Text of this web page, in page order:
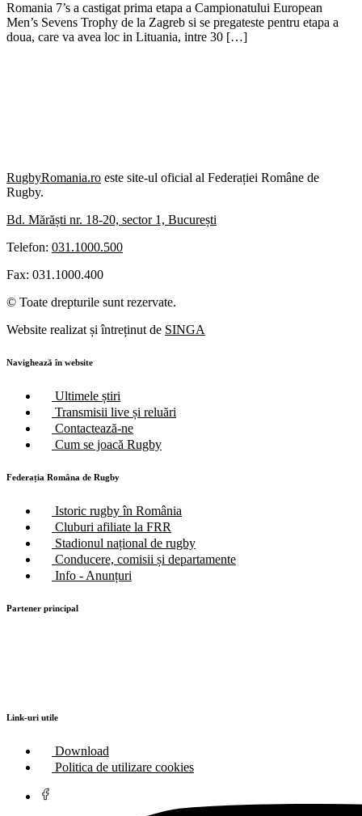
Romania 7’s a castigat prima etapa a Campionatului European
Men’s Sevens Trophy de la Zagreb si se pregateste pentru etapa a
doua, care va avea loc in Lituania, intre 30 […]
RugbyRomania.ro este site-ul oficial al Federației Române de
Rugby.
Bd. Mărăști nr. 18-20, sector 1, București
Telefon: 031.1000.500
Fax: 031.1000.400
© Toate drepturile sunt rezervate.
Website realizat și întreținut de SINGA
Navighează în website
Ultimele știri
Transmisii live și reluări
Contactează-ne
Cum se joacă Rugby
Federația Româna de Rugby
Istoric rugby în România
Cluburi afiliate la FRR
Stadionul național de rugby
Conducere, comisii și departamente
Info - Anunțuri
Partener principal
Link-uri utile
Download
Politica de utilizare cookies